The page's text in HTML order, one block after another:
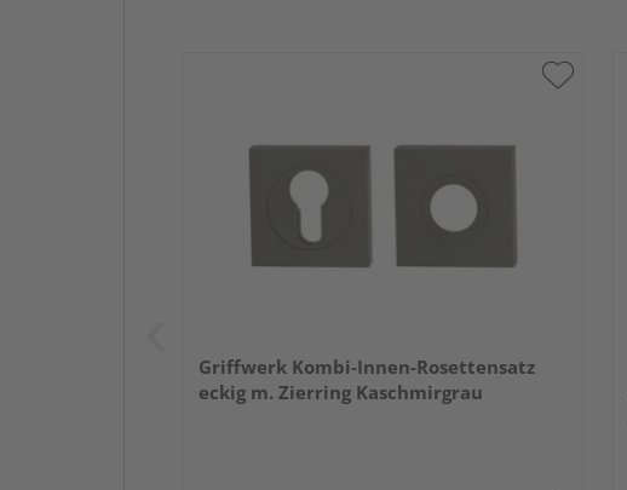
Griffwerk Kombi-Innen-Rosettensatz
eckig m. Zierring Kaschmirgrau